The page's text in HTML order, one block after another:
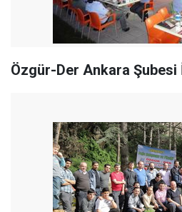
Özgür-Der Ankara